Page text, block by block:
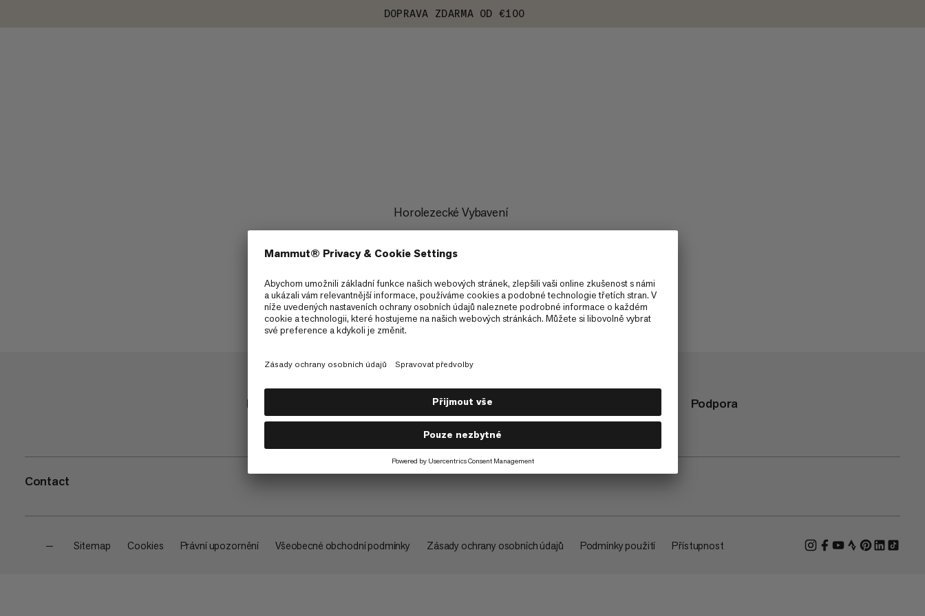
DOPRAVA ZDARMA OD €100
Horolezecké Vybavení
Nakupuj O společnosti Podpora
Contact
— Sitemap Cookies Právní upozornění Všeobecné obchodní podmínky Zásady ochrany osobních údajů Podmínky použití Přístupnost